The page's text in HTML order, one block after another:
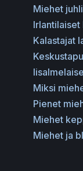
Miehet
Irlantilaiset
Kalastajat
Miksi
Pienet
Miehet
Miehet ja